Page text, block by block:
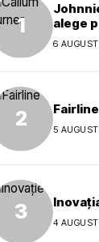
alege
noul
mărcii
6
5
4